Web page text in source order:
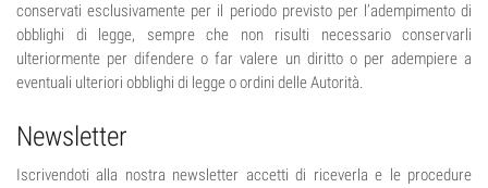
conservati esclusivamente per il periodo previsto per l’adempimento di
obblighi di legge, sempre che non risulti necessario conservarli
ulteriormente per difendere o far valere un diritto o per adempiere a
eventuali ulteriori obblighi di legge o ordini delle Autorità.
Newsletter
Iscrivendoti alla nostra newsletter accetti di riceverla e le procedure